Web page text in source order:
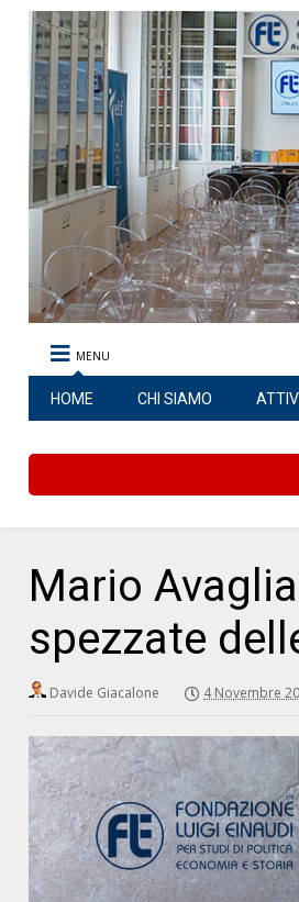
MENU
HOME CHI SIAMO
Mario
spezzate
Davide Giacalone 4 Novembre